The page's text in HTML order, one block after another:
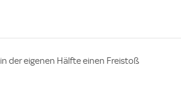
der eigenen Hälfte einen Freistoß